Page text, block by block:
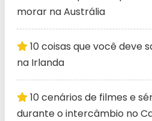
morar na Austrália
10 coisas que você deve
na Irlanda
10 cenários de filmes e
durante o intercâmbio no